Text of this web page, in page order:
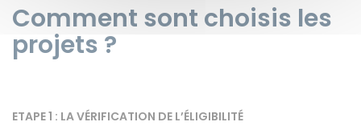
Comment sont choisis les
projets ?
ETAPE 1 : LA VÉRIFICATION DE L’ÉLIGIBILITÉ